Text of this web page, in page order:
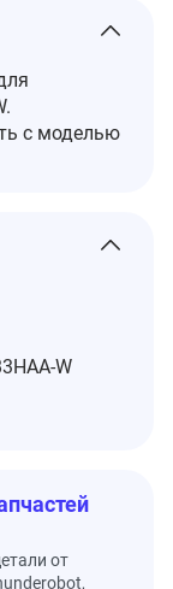
с моделью
W
от